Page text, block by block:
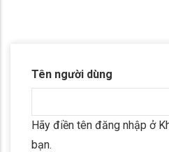
Tên người dùng
Hãy điền tên đăng nhập ở
bạn.